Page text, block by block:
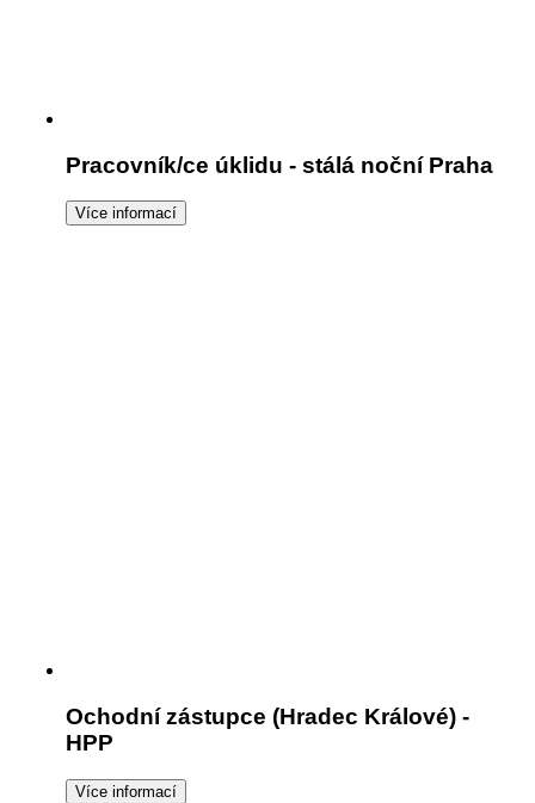
Pracovník/ce úklidu - stálá noční Praha
Ochodní zástupce (Hradec Králové) -
HPP